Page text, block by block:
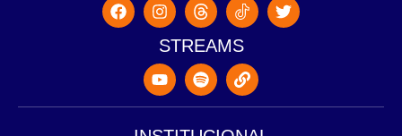
STREAMS